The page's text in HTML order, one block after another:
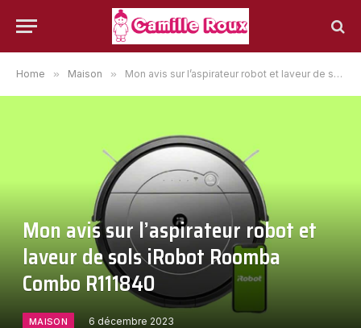
Home » Maison » Mon avis sur l’aspirateur robot et laveur de sols iRobot Roomba Combo ‎R111840
Mon avis sur l’aspirateur robot et
laveur de sols iRobot Roomba
Combo ‎R111840
MAISON 6 décembre 2023